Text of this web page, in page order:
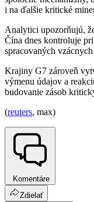
i na ďalšie kritické
Analytici upozorňujú,
Čína dnes kontroluje
spracovaných
Krajiny G7 zároveň
výmenu údajov a
budovanie zásob
(reuters, max)
Komentáre
Zdielať